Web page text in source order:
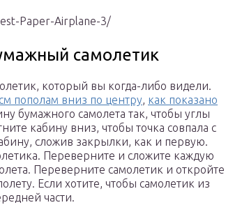
Paper-Airplane-3/
самолетик
который вы когда-либо видели.
см пополам вниз по центру, как показано
бумажного самолета так, чтобы углы
кабину вниз, чтобы точка совпала с
сложив закрылки, как и первую.
Переверните и сложите каждую
Переверните самолетик и откройте
Если хотите, чтобы самолетик из
части.